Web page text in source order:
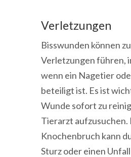
Verletzungen
Bisswunden können
Verletzungen führen,
wenn ein Nagetier
beteiligt ist. Es ist
Wunde sofort zu
Tierarzt aufzusuchen.
Knochenbruch kann
Sturz oder einen